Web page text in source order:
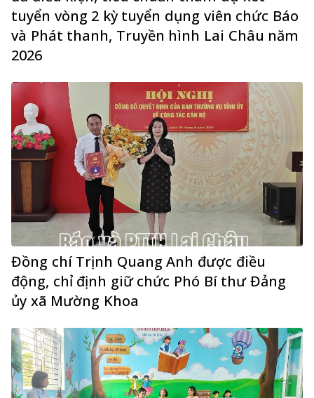
tuyển vòng 2 kỳ tuyển dụng viên chức Báo
và Phát thanh, Truyền hình Lai Châu năm
2026
Đồng chí Trịnh Quang Anh được điều
động, chỉ định giữ chức Phó Bí thư Đảng
ủy xã Mường Khoa